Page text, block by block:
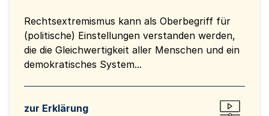
Rechtsextremismus kann als Oberbegriff für
(politische) Einstellungen verstanden werden,
die die Gleichwertigkeit aller Menschen und ein
demokratisches System...
zur Erklärung